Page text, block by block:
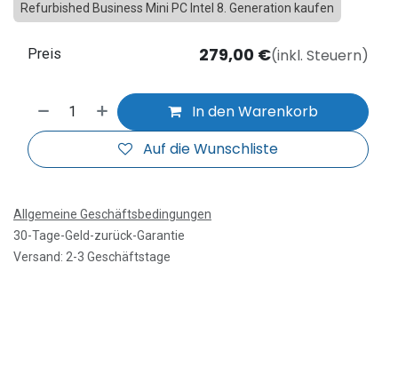
Refurbished Business Mini PC Intel 8. Generation kaufen
In den Warenkorb
Auf die Wunschliste
Preis 279,00 €(inkl. Steuern)
Allgemeine Geschäftsbedingungen
30-Tage-Geld-zurück-Garantie
Versand: 2-3 Geschäftstage